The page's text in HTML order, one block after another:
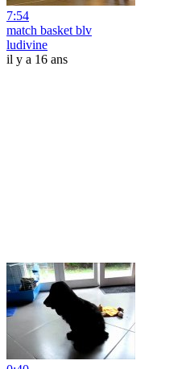
7:54
match basket blv
ludivine
il y a 16 ans